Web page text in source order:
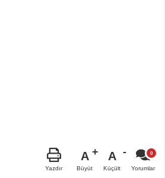
Yazdır
A
Büyüt
A
Küçült Yorumlar